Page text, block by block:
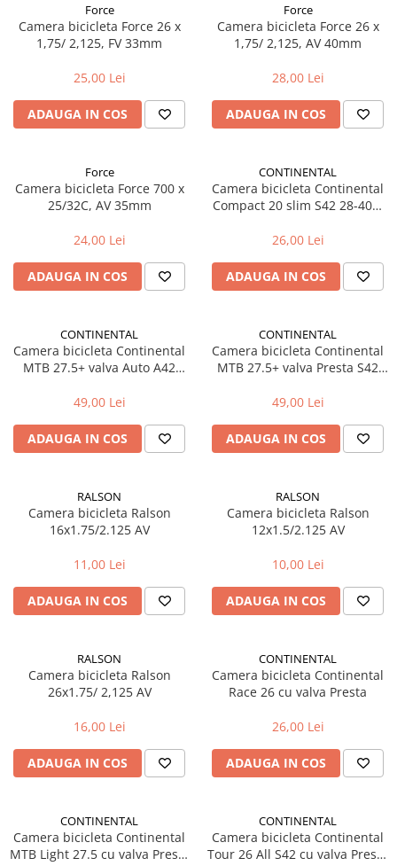
Accesorii butuci
Jante bicicleta
Sei si tija sa bicicleta
Coliere si cleme sa
Huse sa
Angrenaje bicicleta
Foi angrenaj
Angrenaj pedalier
Brat pedalier
Schimbator de viteze bicicleta
Schimbatoare spate
Manete schimbator si frana
Manete frana bicicleta
Manete mixte frana - schimbator
Rulmenti si coronite
Echipament ciclism
Ochelari
Sosete
Manusi bicicleta
Pantofi ciclism
Imbracaminte ciclism dama
Imbracaminte ciclism copii
Force
Camera bicicleta Force 26 x
1,75/ 2,125, FV 33mm
25,00 Lei
ADAUGA IN COS
Force
Camera bicicleta Force 26 x
1,75/ 2,125, AV 40mm
28,00 Lei
ADAUGA IN COS
Force
Camera bicicleta Force 700 x
25/32C, AV 35mm
24,00 Lei
ADAUGA IN COS
CONTINENTAL
Camera bicicleta Continental
Compact 20 slim S42 28-406-
26,00 Lei
ADAUGA IN COS
CONTINENTAL
Camera bicicleta Continental
MTB 27.5+ valva Auto A42
49,00 Lei
ADAUGA IN COS
CONTINENTAL
Camera bicicleta Continental
MTB 27.5+ valva Presta S42
49,00 Lei
ADAUGA IN COS
RALSON
Camera bicicleta Ralson
16x1.75/2.125 AV
11,00 Lei
ADAUGA IN COS
RALSON
Camera bicicleta Ralson
12x1.5/2.125 AV
10,00 Lei
ADAUGA IN COS
RALSON
Camera bicicleta Ralson
26x1.75/ 2,125 AV
16,00 Lei
ADAUGA IN COS
CONTINENTAL
Camera bicicleta Continental
Race 26 cu valva Presta
26,00 Lei
ADAUGA IN COS
CONTINENTAL
Camera bicicleta Continental
MTB Light 27.5 cu valva Presta
CONTINENTAL
Camera bicicleta Continental
Tour 26 All S42 cu valva Presta